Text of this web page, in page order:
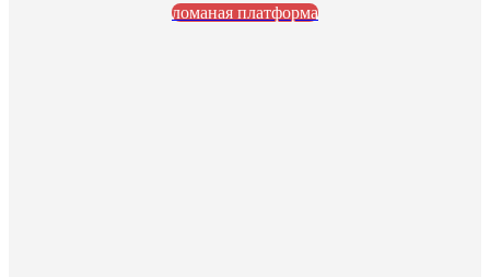
ломаная платформа